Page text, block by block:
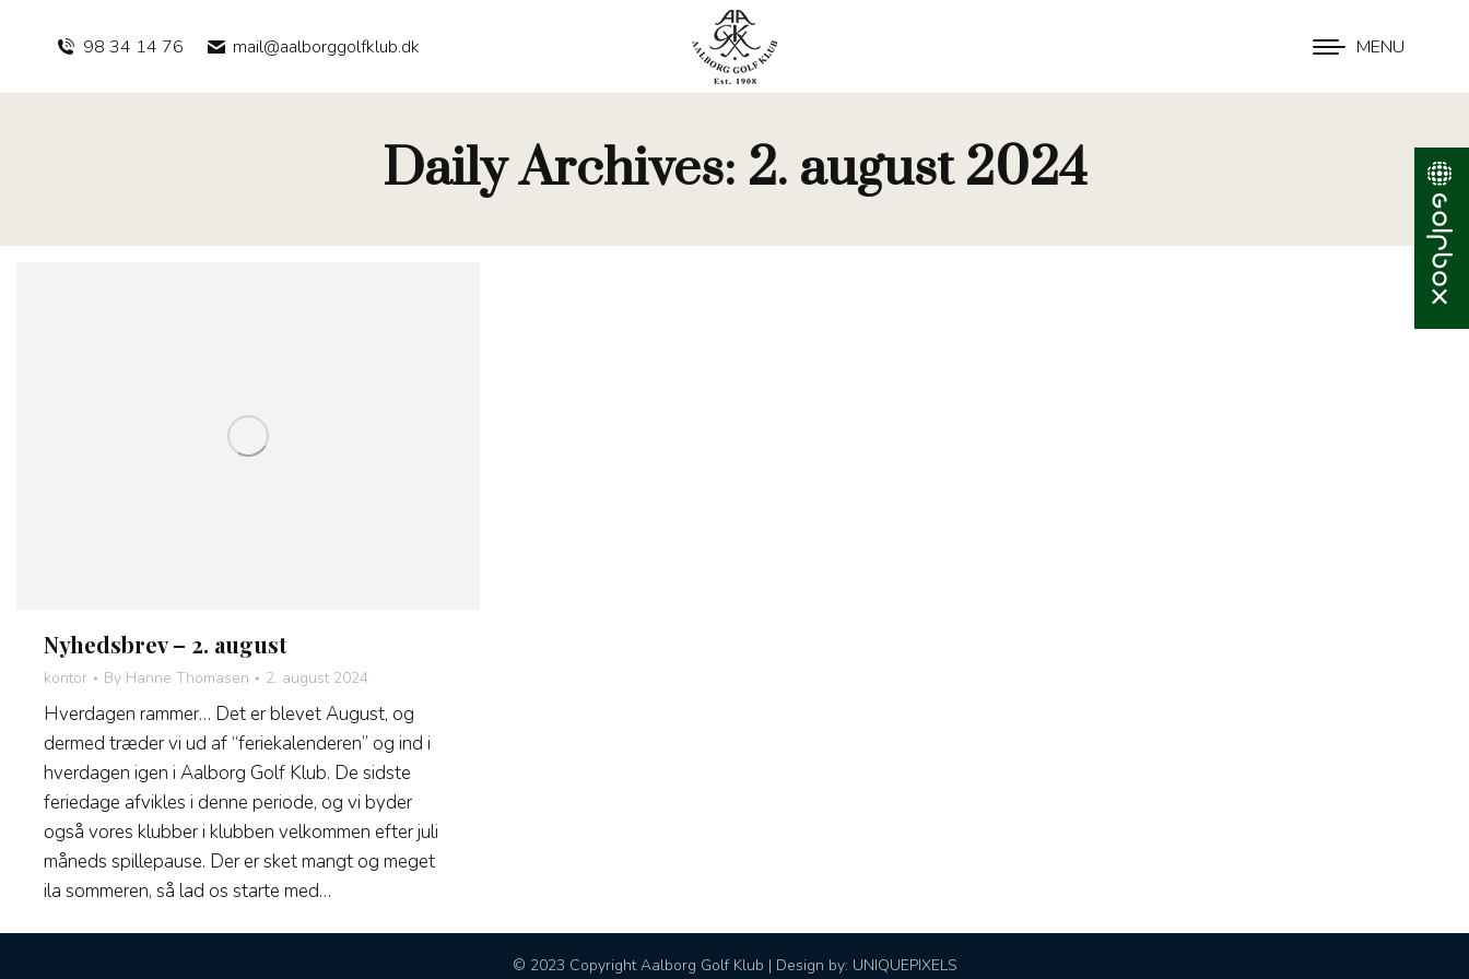
MENU
98 34 14 76 mail@aalborggolfklub.dk
Daily Archives: 2. august 2024
Nyhedsbrev – 2. august
kontor By Hanne Thomasen 2. august 2024
Hverdagen rammer… Det er blevet August, og
dermed træder vi ud af “feriekalenderen” og ind i
hverdagen igen i Aalborg Golf Klub. De sidste
feriedage afvikles i denne periode, og vi byder
også vores klubber i klubben velkommen efter juli
måneds spillepause. Der er sket mangt og meget
ila sommeren, så lad os starte med…
© 2023 Copyright Aalborg Golf Klub | Design by: UNIQUEPIXELS